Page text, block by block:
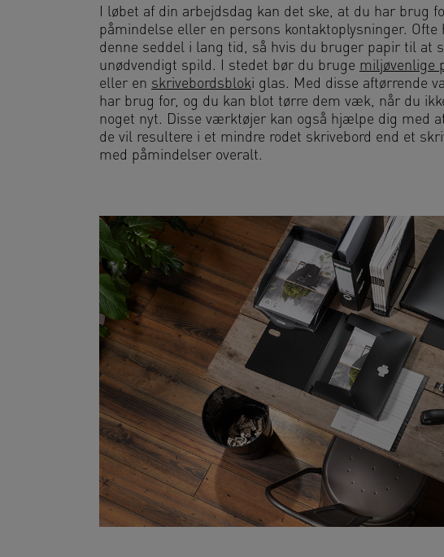
I løbet af din arbejdsdag kan det ske, at du har brug
påmindelse eller en persons kontaktoplysninger.
denne seddel i lang tid, så hvis du bruger papir til at
unødvendigt spild. I stedet bør du bruge miljøvenlige
eller en skrivebordsbloki glas. Med disse aftørrende
har brug for, og du kan blot tørre dem væk, når du
noget nyt. Disse værktøjer kan også hjælpe dig med
de vil resultere i et mindre rodet skrivebord end et
med påmindelser overalt.